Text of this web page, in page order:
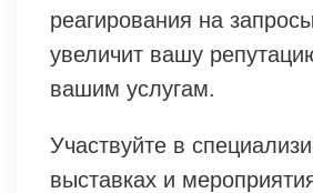
реагирования на
увеличит вашу
вашим услугам.
Участвуйте в
выставках и